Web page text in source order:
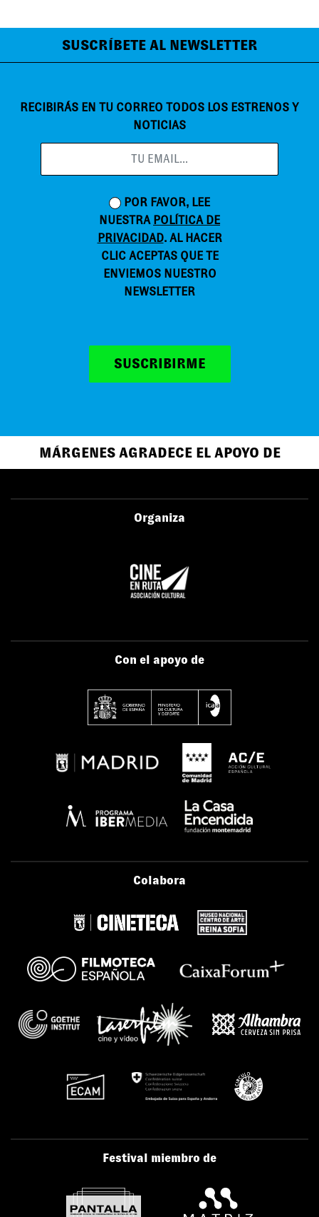
SUSCRÍBETE AL NEWSLETTER
RECIBIRÁS EN TU CORREO TODOS LOS ESTRENOS Y
NOTICIAS
POR FAVOR, LEE
NUESTRA POLÍTICA DE
PRIVACIDAD. AL HACER
CLIC ACEPTAS QUE TE
ENVIEMOS NUESTRO
NEWSLETTER
SUSCRIBIRME
MÁRGENES AGRADECE EL APOYO DE
Organiza
Con el apoyo de
Colabora
Festival miembro de